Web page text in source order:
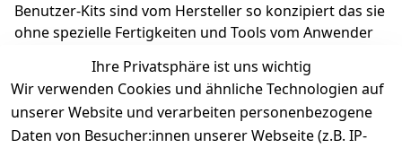
Benutzer-Kits sind vom Hersteller so konzipiert das sie
ohne spezielle Fertigkeiten und Tools vom Anwender
Ihre Privatsphäre ist uns wichtig
Wir verwenden Cookies und ähnliche Technologien auf
unserer Website und verarbeiten personenbezogene
Daten von Besucher:innen unserer Webseite (z.B. IP-